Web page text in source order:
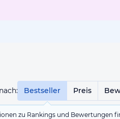
Bestseller Preis
zu Rankings und Bewertungen